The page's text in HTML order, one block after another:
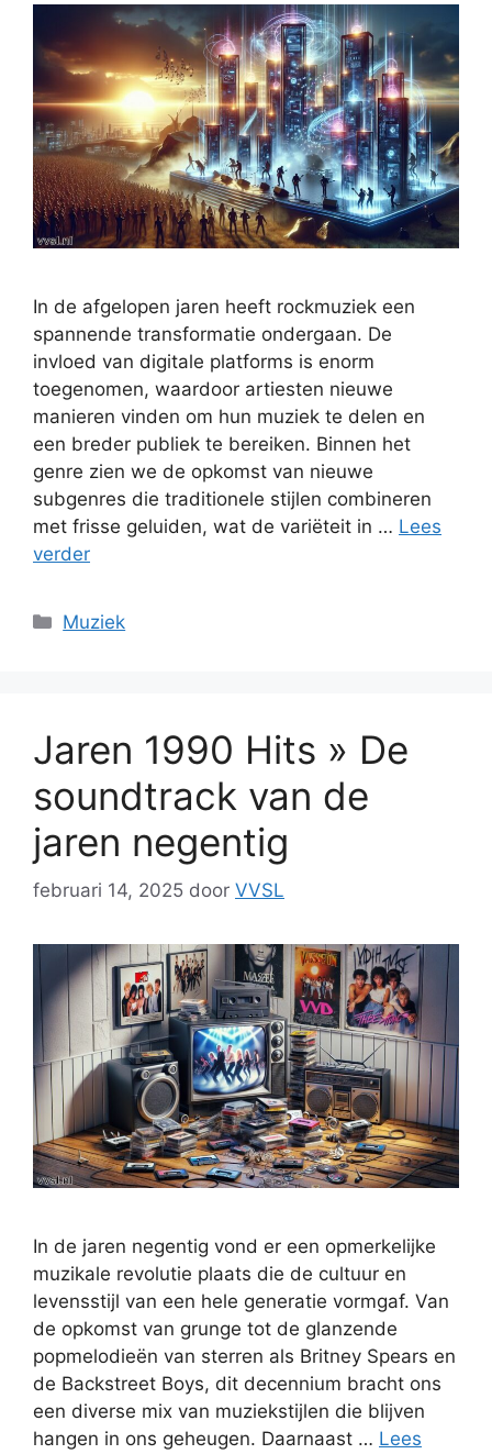
In de afgelopen jaren heeft rockmuziek een
spannende transformatie ondergaan. De
invloed van digitale platforms is enorm
toegenomen, waardoor artiesten nieuwe
manieren vinden om hun muziek te delen en
een breder publiek te bereiken. Binnen het
genre zien we de opkomst van nieuwe
subgenres die traditionele stijlen combineren
met frisse geluiden, wat de variëteit in … Lees
verder
Categorieën
Muziek
Jaren 1990 Hits » De
soundtrack van de
jaren negentig
februari 14, 2025 door VVSL
In de jaren negentig vond er een opmerkelijke
muzikale revolutie plaats die de cultuur en
levensstijl van een hele generatie vormgaf. Van
de opkomst van grunge tot de glanzende
popmelodieën van sterren als Britney Spears en
de Backstreet Boys, dit decennium bracht ons
een diverse mix van muziekstijlen die blijven
hangen in ons geheugen. Daarnaast … Lees